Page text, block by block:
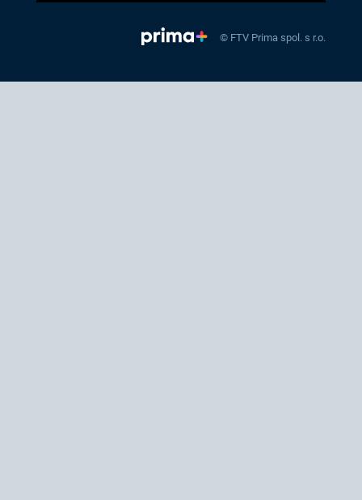
© FTV Prima spol. s r.o.